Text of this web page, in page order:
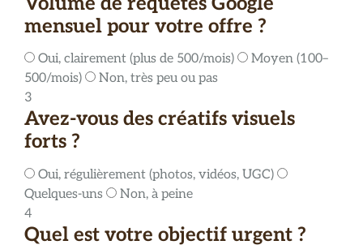
mensuel pour votre offre ?
Oui, clairement (plus de 500/mois)
Moyen (100–
500/mois)
Non, très peu ou pas
3
Avez-vous des créatifs visuels
forts ?
Oui, régulièrement (photos, vidéos, UGC)
Quelques-uns
Non, à peine
4
Quel est votre objectif urgent ?